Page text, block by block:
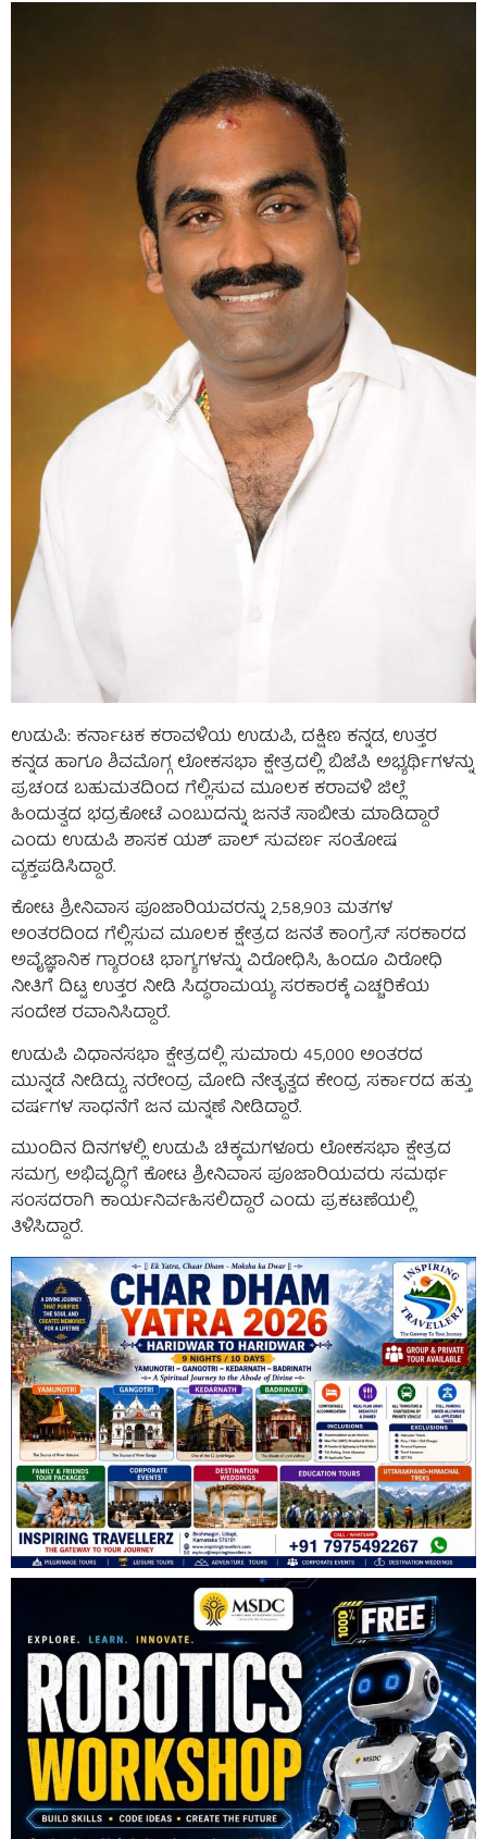
ಉಡುಪಿ: ಕರ್ನಾಟಕ ಕರಾವಳಿಯ ಉಡುಪಿ, ದಕ್ಷಿಣ ಕನ್ನಡ, ಉತ್ತರ
ಕನ್ನಡ ಹಾಗೂ ಶಿವಮೊಗ್ಗ ಲೋಕಸಭಾ ಕ್ಷೇತ್ರದಲ್ಲಿ ಬಿಜೆಪಿ ಅಭ್ಯರ್ಥಿಗಳನ್ನು
ಪ್ರಚಂಡ ಬಹುಮತದಿಂದ ಗೆಲ್ಲಿಸುವ ಮೂಲಕ ಕರಾವಳಿ ಜಿಲ್ಲೆ
ಹಿಂದುತ್ವದ ಭದ್ರಕೋಟೆ ಎಂಬುದನ್ನು ಜನತೆ ಸಾಬೀತು ಮಾಡಿದ್ದಾರೆ
ಎಂದು ಉಡುಪಿ ಶಾಸಕ ಯಶ್ ಪಾಲ್ ಸುವರ್ಣ ಸಂತೋಷ
ವ್ಯಕ್ತಪಡಿಸಿದ್ದಾರೆ.
ಕೋಟ ಶ್ರೀನಿವಾಸ ಪೂಜಾರಿಯವರನ್ನು 2,58,903 ಮತಗಳ
ಅಂತರದಿಂದ ಗೆಲ್ಲಿಸುವ ಮೂಲಕ ಕ್ಷೇತ್ರದ ಜನತೆ ಕಾಂಗ್ರೆಸ್ ಸರಕಾರದ
ಅವೈಜ್ಞಾನಿಕ ಗ್ಯಾರಂಟಿ ಭಾಗ್ಯಗಳನ್ನು ವಿರೋಧಿಸಿ, ಹಿಂದೂ ವಿರೋಧಿ
ನೀತಿಗೆ ದಿಟ್ಟ ಉತ್ತರ ನೀಡಿ ಸಿದ್ಧರಾಮಯ್ಯ ಸರಕಾರಕ್ಕೆ ಎಚ್ಚರಿಕೆಯ
ಸಂದೇಶ ರವಾನಿಸಿದ್ದಾರೆ.
ಉಡುಪಿ ವಿಧಾನಸಭಾ ಕ್ಷೇತ್ರದಲ್ಲಿ ಸುಮಾರು 45,000 ಅಂತರದ
ಮುನ್ನಡೆ ನೀಡಿದ್ದು, ನರೇಂದ್ರ ಮೋದಿ ನೇತೃತ್ವದ ಕೇಂದ್ರ ಸರ್ಕಾರದ ಹತ್ತು
ವರ್ಷಗಳ ಸಾಧನೆಗೆ ಜನ ಮನ್ನಣೆ ನೀಡಿದ್ದಾರೆ.
ಮುಂದಿನ ದಿನಗಳಲ್ಲಿ ಉಡುಪಿ ಚಿಕ್ಕಮಗಳೂರು ಲೋಕಸಭಾ ಕ್ಷೇತ್ರದ
ಸಮಗ್ರ ಅಭಿವೃದ್ಧಿಗೆ ಕೋಟ ಶ್ರೀನಿವಾಸ ಪೂಜಾರಿಯವರು ಸಮರ್ಥ
ಸಂಸದರಾಗಿ ಕಾರ್ಯನಿರ್ವಹಿಸಲಿದ್ದಾರೆ ಎಂದು ಪ್ರಕಟಣೆಯಲ್ಲಿ
ತಿಳಿಸಿದ್ದಾರೆ.